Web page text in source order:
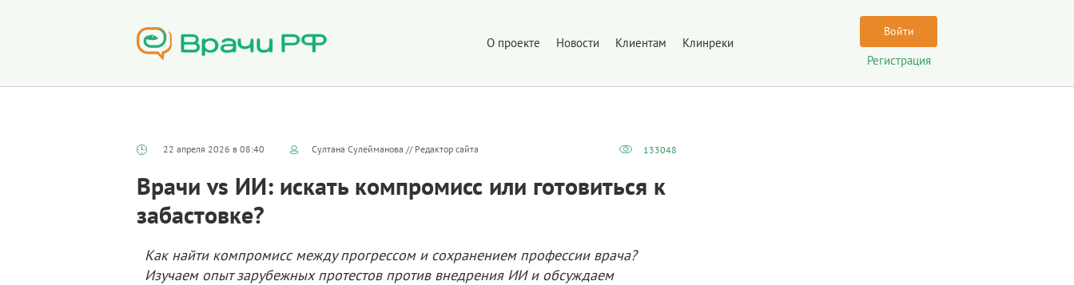
О проекте Новости Клиентам Клинреки
Войти
Регистрация
22 апреля 2026 в 08:40 Султана Сулейманова // Редактор сайта 133048
Врачи vs ИИ: искать компромисс или готовиться к
забастовке?
Как найти компромисс между прогрессом и сохранением профессии врача?
Изучаем опыт зарубежных протестов против внедрения ИИ и обсуждаем